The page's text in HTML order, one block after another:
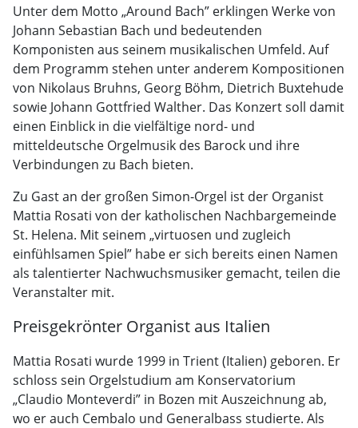
Unter dem Motto „Around Bach” erklingen Werke von
Johann Sebastian Bach und bedeutenden
Komponisten aus seinem musikalischen Umfeld. Auf
dem Programm stehen unter anderem Kompositionen
von Nikolaus Bruhns, Georg Böhm, Dietrich Buxtehude
sowie Johann Gottfried Walther. Das Konzert soll damit
einen Einblick in die vielfältige nord- und
mitteldeutsche Orgelmusik des Barock und ihre
Verbindungen zu Bach bieten.
Zu Gast an der großen Simon-Orgel ist der Organist
Mattia Rosati von der katholischen Nachbargemeinde
St. Helena. Mit seinem „virtuosen und zugleich
einfühlsamen Spiel” habe er sich bereits einen Namen
als talentierter Nachwuchsmusiker gemacht, teilen die
Veranstalter mit.
Preisgekrönter Organist aus Italien
Mattia Rosati wurde 1999 in Trient (Italien) geboren. Er
schloss sein Orgelstudium am Konservatorium
„Claudio Monteverdi” in Bozen mit Auszeichnung ab,
wo er auch Cembalo und Generalbass studierte. Als